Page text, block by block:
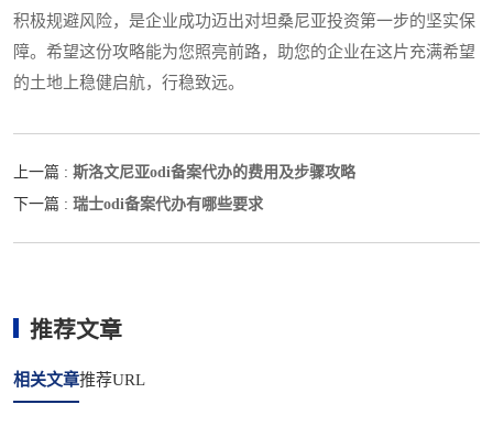
积极规避风险，是企业成功迈出对坦桑尼亚投资第一步的坚实保
障。希望这份攻略能为您照亮前路，助您的企业在这片充满希望
的土地上稳健启航，行稳致远。
上一篇 : 斯洛文尼亚odi备案代办的费用及步骤攻略
下一篇 : 瑞士odi备案代办有哪些要求
推荐文章
相关文章推荐URL